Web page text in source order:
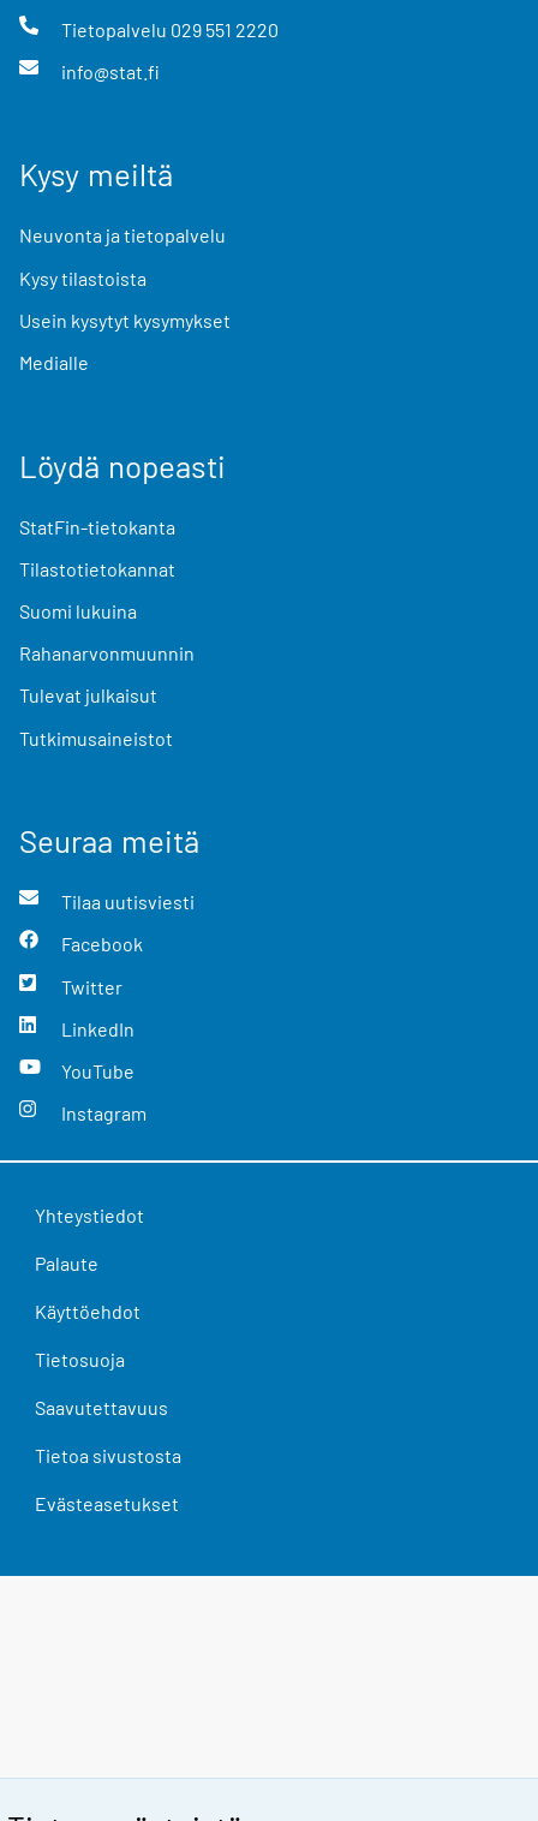
Tietopalvelu 029 551 2220
info@stat.fi
Kysy meiltä
Neuvonta ja tietopalvelu
Kysy tilastoista
Usein kysytyt kysymykset
Medialle
Löydä nopeasti
StatFin-tietokanta
Tilastotietokannat
Suomi lukuina
Rahanarvonmuunnin
Tulevat julkaisut
Tutkimusaineistot
Seuraa meitä
Tilaa uutisviesti
Facebook
Twitter
LinkedIn
YouTube
Instagram
Yhteystiedot
Palaute
Käyttöehdot
Tietosuoja
Saavutettavuus
Tietoa sivustosta
Evästeasetukset